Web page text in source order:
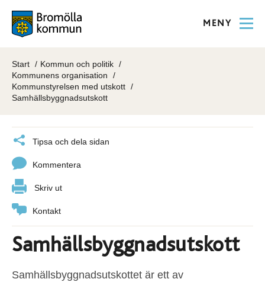
MENY
Start
Kommun och politik
Kommunens organisation
Kommunstyrelsen med utskott
Samhällsbyggnadsutskott
Tipsa och dela sidan
Kommentera
Skriv ut
Kontakt
Samhällsbyggnadsutskott
Samhällsbyggnadsutskottet är ett av